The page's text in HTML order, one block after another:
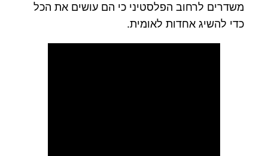
משדרים לרחוב הפלסטיני כי הם עושים את הכל
כדי להשיג אחדות לאומית.